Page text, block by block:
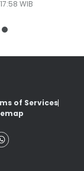
WIB
of Services